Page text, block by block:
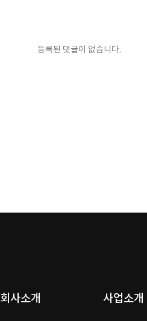
등록된 댓글이 없습니다.
회사소개 사업소개